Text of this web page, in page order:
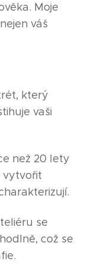
Moje
váš
který
vaši
než 20 lety
vytvořit
se
což se